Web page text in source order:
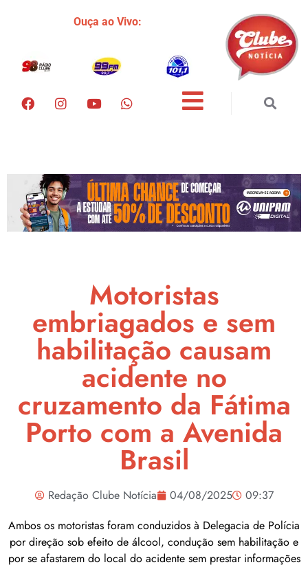
Ouça ao Vivo:
Motoristas
embriagados e sem
habilitação causam
acidente no
cruzamento da Fátima
Porto com a Avenida
Brasil
Redação Clube Notícia 04/08/2025
09:37
Ambos os motoristas foram conduzidos à Delegacia de Polícia
por direção sob efeito de álcool, condução sem habilitação e
por se afastarem do local do acidente sem prestar informações